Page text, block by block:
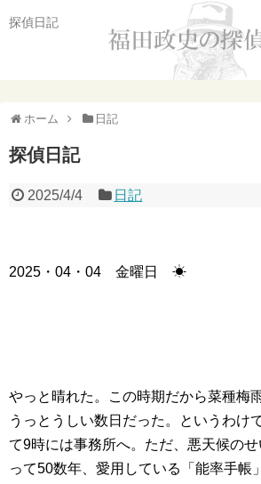
探偵日記
ホーム 日記
探偵日記
2025/4/4 日記
2025・04・04 金曜日 ☀
やっと晴れた。この時期だから菜種梅
うっとうしい数日だった。というわけ
て9時には事務所へ。ただ、悪天候の
って50数年、愛用している「能率手帳